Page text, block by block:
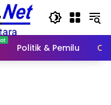
Politik & Pemilu